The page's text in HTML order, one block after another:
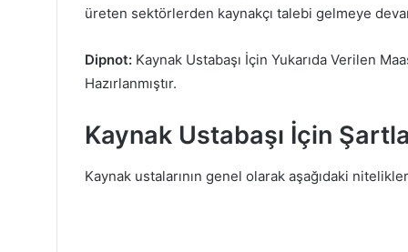
üreten sektörlerden kaynakçı talebi gelmeye
Dipnot: Kaynak Ustabaşı İçin Yukarıda Verilen
Hazırlanmıştır.
Kaynak Ustabaşı İçin
Kaynak ustalarının genel olarak aşağıdaki